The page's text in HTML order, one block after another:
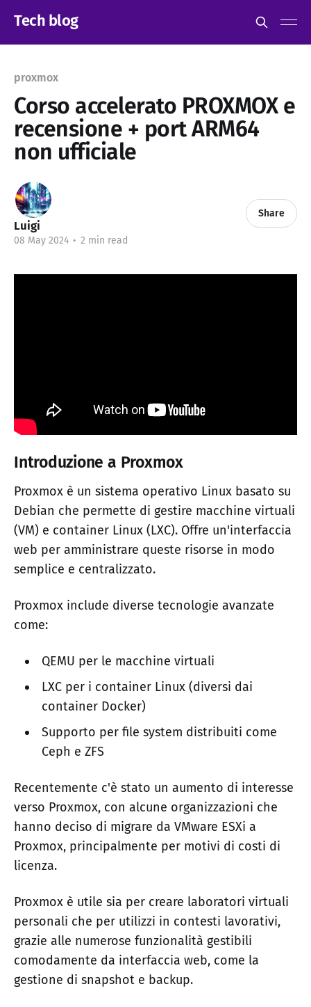
Tech blog
proxmox
Corso accelerato PROXMOX e
recensione + port ARM64
non ufficiale
Luigi
08 May 2024 • 2 min read
Share
Introduzione a Proxmox
Proxmox è un sistema operativo Linux basato su
Debian che permette di gestire macchine virtuali
(VM) e container Linux (LXC). Offre un'interfaccia
web per amministrare queste risorse in modo
semplice e centralizzato.
Proxmox include diverse tecnologie avanzate
come:
QEMU per le macchine virtuali
LXC per i container Linux (diversi dai
container Docker)
Supporto per file system distribuiti come
Ceph e ZFS
Recentemente c'è stato un aumento di interesse
verso Proxmox, con alcune organizzazioni che
hanno deciso di migrare da VMware ESXi a
Proxmox, principalmente per motivi di costi di
licenza.
Proxmox è utile sia per creare laboratori virtuali
personali che per utilizzi in contesti lavorativi,
grazie alle numerose funzionalità gestibili
comodamente da interfaccia web, come la
gestione di snapshot e backup.